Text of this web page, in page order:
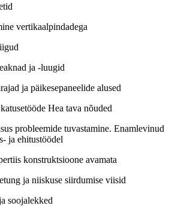
vertikaalpindadega
ja -luugid
ja päikesepaneelide alused
Hea tava nõuded
probleemide tuvastamine. Enamlevinud
ja ehitustöödel
konstruktsioone avamata
ja niiskuse siirdumise viisid
soojalekked